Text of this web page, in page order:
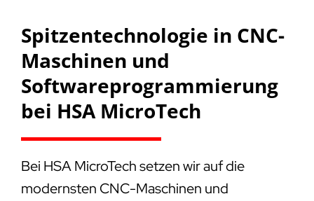
Spitzentechnologie in CNC-
Maschinen und
Softwareprogrammierung
bei HSA MicroTech
Bei HSA MicroTech setzen wir auf die
modernsten CNC-Maschinen und